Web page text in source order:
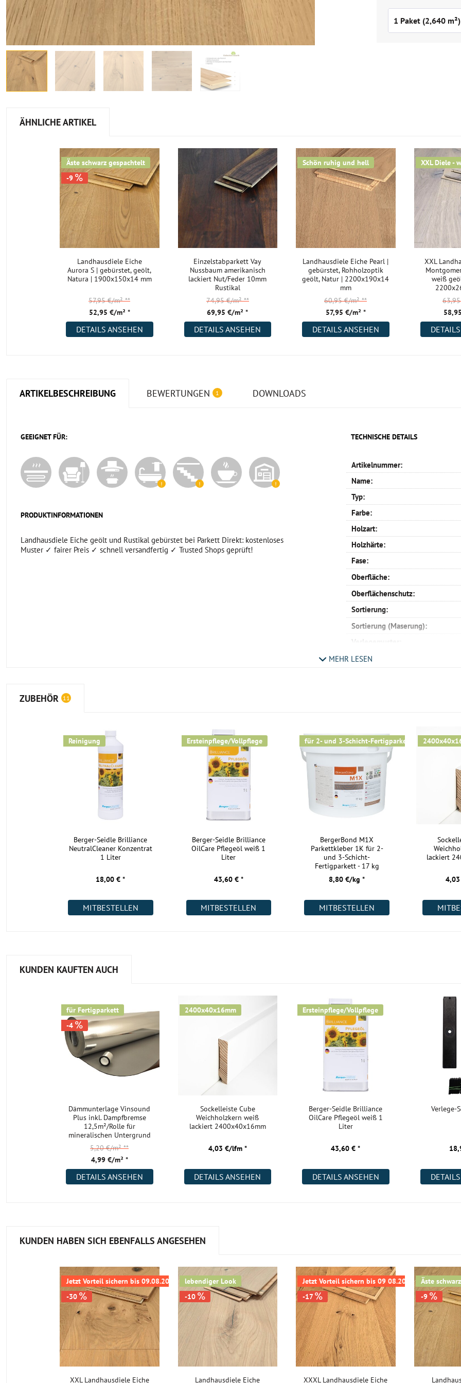
ÄHNLICHE ARTIKEL
Äste schwarz gespachtelt
-9
Landhausdiele Eiche
Aurora S | gebürstet, geölt,
Natura | 1900x150x14 mm
52,95 €/m² *
57,95 €/m²**
DETAILS ANSEHEN
Einzelstabparkett Vay
Nussbaum amerikanisch
lackiert Nut/Feder 10mm
Rustikal
69,95 €/m² *
74,95 €/m²**
DETAILS ANSEHEN
Schön ruhig und hell
Landhausdiele Eiche Pearl |
gebürstet, Rohholzoptik
geölt, Natur | 2200x190x14
mm
57,95 €/m² *
60,95 €/m²**
DETAILS ANSEHEN
XXL Diele -
XXL
weiß
ARTIKELBESCHREIBUNG BEWERTUNGEN 1 DOWNLOADS
GEEIGNET FÜR:
PRODUKTINFORMATIONEN
Landhausdiele Eiche geölt und Rustikal gebürstet bei Parkett Direkt: kostenloses
Muster ✓ fairer Preis ✓ schnell versandfertig ✓ Trusted Shops geprüft!
TECHNISCHE DETAILS
Artikelnummer:
Name:
Typ:
Farbe:
Holzart:
Holzhärte:
Fase:
Oberfläche:
Oberflächenschutz:
Sortierung:
Sortierung (Maserung):
Verlegemuster:
Profil:
Aufbau:
Warmwasser Fußbodenheizung:
Wohnräume:
Küche:
Badezimmer:
Gewerbe (gering beansprucht):
Gewerbe (stark beansprucht):
Weitere Informationen:
Akklimatisierung:
MEHR LESEN
ZUBEHÖR 11
Reinigung
Berger-Seidle Brilliance
NeutralCleaner Konzentrat
1 Liter
18,00 € *
MITBESTELLEN
Ersteinpflege/Vollpflege
Berger-Seidle Brilliance
OilCare Pflegeöl weiß 1
Liter
43,60 € *
MITBESTELLEN
für 2- und 3-Schicht-Fertigparkett
BergerBond M1X
Parkettkleber 1K für 2-
und 3-Schicht-
Fertigparkett - 17 kg
8,80 €/kg *
MITBESTELLEN
lackiert
KUNDEN KAUFTEN AUCH
für Fertigparkett
-4
Dämmunterlage Vinsound
Plus inkl. Dampfbremse
12,5m²/Rolle für
mineralischen Untergrund
4,99 €/m² *
5,20 €/m²**
DETAILS ANSEHEN
2400x40x16mm
Sockelleiste Cube
Weichholzkern weiß
lackiert 2400x40x16mm
4,03 €/lfm *
DETAILS ANSEHEN
Ersteinpflege/Vollpflege
Berger-Seidle Brilliance
OilCare Pflegeöl weiß 1
Liter
43,60 € *
DETAILS ANSEHEN
Verlege-
KUNDEN HABEN SICH EBENFALLS ANGESEHEN
Jetzt Vorteil sichern bis 09.08.2026
-30
XXL Landhausdiele Eiche
lebendiger Look
-10
Landhausdiele Eiche
Jetzt Vorteil sichern bis 09 08.2026
-17
XXXL Landhausdiele Eiche
Äste
-9